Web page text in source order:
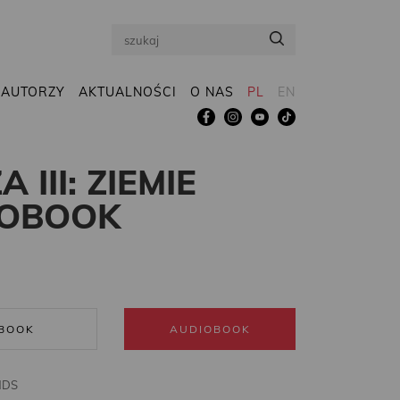
Search
AUTORZY AKTUALNOŚCI O NAS PL EN
III: ZIEMIE
AUDIOBOOK